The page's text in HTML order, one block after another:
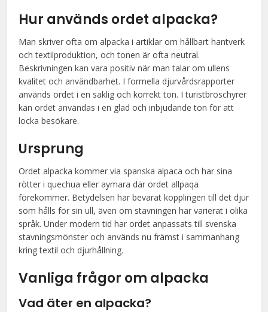
Hur används ordet alpacka?
Man skriver ofta om alpacka i artiklar om hållbart hantverk
och textilproduktion, och tonen är ofta neutral.
Beskrivningen kan vara positiv när man talar om ullens
kvalitet och användbarhet. I formella djurvårdsrapporter
används ordet i en saklig och korrekt ton. I turistbroschyrer
kan ordet användas i en glad och inbjudande ton för att
locka besökare.
Ursprung
Ordet alpacka kommer via spanska alpaca och har sina
rötter i quechua eller aymara där ordet allpaqa
förekommer. Betydelsen har bevarat kopplingen till det djur
som hålls för sin ull, även om stavningen har varierat i olika
språk. Under modern tid har ordet anpassats till svenska
stavningsmönster och används nu främst i sammanhang
kring textil och djurhållning.
Vanliga frågor om alpacka
Vad äter en alpacka?